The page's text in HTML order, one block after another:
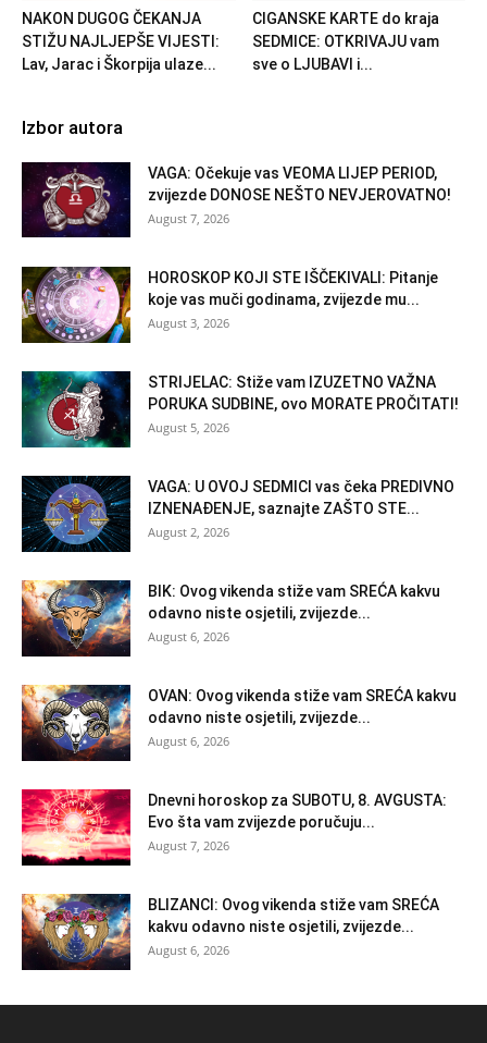
NAKON DUGOG ČEKANJA
STIŽU NAJLJEPŠE VIJESTI:
Lav, Jarac i Škorpija ulaze...
CIGANSKE KARTE do kraja
SEDMICE: OTKRIVAJU vam
sve o LJUBAVI i...
Izbor autora
VAGA: Očekuje vas VEOMA LIJEP PERIOD,
zvijezde DONOSE NEŠTO NEVJEROVATNO!
August 7, 2026
HOROSKOP KOJI STE IŠČEKIVALI: Pitanje
koje vas muči godinama, zvijezde mu...
August 3, 2026
STRIJELAC: Stiže vam IZUZETNO VAŽNA
PORUKA SUDBINE, ovo MORATE PROČITATI!
August 5, 2026
VAGA: U OVOJ SEDMICI vas čeka PREDIVNO
IZNENAĐENJE, saznajte ZAŠTO STE...
August 2, 2026
BIK: Ovog vikenda stiže vam SREĆA kakvu
odavno niste osjetili, zvijezde...
August 6, 2026
OVAN: Ovog vikenda stiže vam SREĆA kakvu
odavno niste osjetili, zvijezde...
August 6, 2026
Dnevni horoskop za SUBOTU, 8. AVGUSTA:
Evo šta vam zvijezde poručuju...
August 7, 2026
BLIZANCI: Ovog vikenda stiže vam SREĆA
kakvu odavno niste osjetili, zvijezde...
August 6, 2026